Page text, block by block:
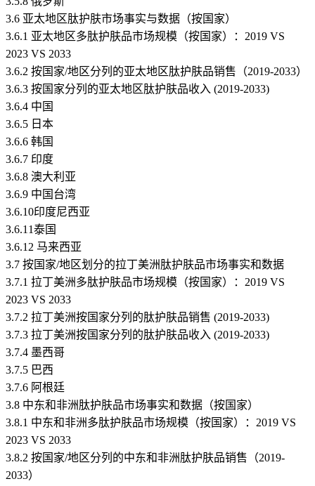
3.6 亚太地区肽护肤市场事实与数据（按国家）
3.6.1 亚太地区多肽护肤品市场规模（按国家）：2019 VS
2023 VS 2033
3.6.2 按国家/地区分列的亚太地区肽护肤品销售（2019-2033）
3.6.3 按国家分列的亚太地区肽护肤品收入 (2019-2033)
3.6.4 中国
3.6.5 日本
3.6.6 韩国
3.6.7 印度
3.6.8 澳大利亚
3.6.9 中国台湾
3.6.10印度尼西亚
3.6.11泰国
3.6.12 马来西亚
3.7 按国家/地区划分的拉丁美洲肽护肤品市场事实和数据
3.7.1 拉丁美洲多肽护肤品市场规模（按国家）：2019 VS
2023 VS 2033
3.7.2 拉丁美洲按国家分列的肽护肤品销售 (2019-2033)
3.7.3 拉丁美洲按国家分列的肽护肤品收入 (2019-2033)
3.7.4 墨西哥
3.7.5 巴西
3.7.6 阿根廷
3.8 中东和非洲肽护肤品市场事实和数据（按国家）
3.8.1 中东和非洲多肽护肤品市场规模（按国家）：2019 VS
2023 VS 2033
3.8.2 按国家/地区分列的中东和非洲肽护肤品销售（2019-
2033）